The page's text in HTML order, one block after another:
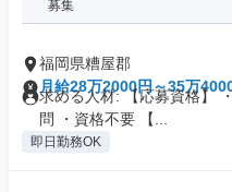
募集
福岡県糟屋郡
月給28万2000円～35万
求める人材: 【応募資格】
問 ・資格不要 【...
即日勤務OK